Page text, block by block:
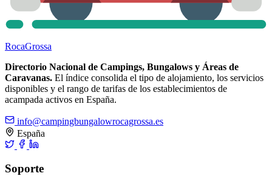
RocaGrossa
Directorio Nacional de Campings, Bungalows y Áreas de
Caravanas. El índice consolida el tipo de alojamiento, los servicios
disponibles y el rango de tarifas de los establecimientos de
acampada activos en España.
info@campingbungalowrocagrossa.es
España
Soporte